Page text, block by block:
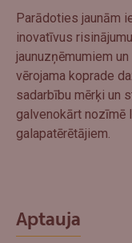
Parādoties jaunām
inovatīvus
jaunuzņēmumiem
vērojama koprade
sadarbību mērķi un
galvenokārt nozīmē
galapatērētājiem.
Aptauja